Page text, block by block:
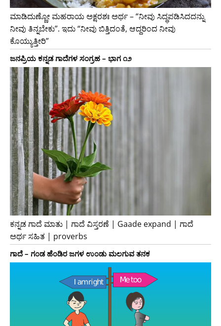
ಮಾಡಿದುಣ್ಣೋ ಮಹರಾಯ ಅಕ್ಷರಶಃ ಅರ್ಥ – “ನೀವು ಸಿದ್ಧಪಡಿಸಿದದನ್ನು
ನೀವು ತಿನ್ನಬೇಕು”. ಇದು “ನೀವು ಬಿತ್ತಿದಂತೆ, ಆದ್ದರಿಂದ ನೀವು
ಕೊಯ್ಯುತ್ತೀರಿ”
ಜನಪ್ರಿಯ ಕನ್ನಡ ಗಾದೆಗಳ ಸಂಗ್ರಹ – ಭಾಗ ೧೨
ಕನ್ನಡ ಗಾದೆ ಮಾತು | ಗಾದೆ ವಿಸ್ತರಣೆ | Gaade expand | ಗಾದೆ
ಅರ್ಥ ಸಹಿತ | proverbs
ಗಾದೆ – ಗಂಡ ಹೆಂಡಿರ ಜಗಳ ಉಂಡು ಮಲಗುವ ತನಕ